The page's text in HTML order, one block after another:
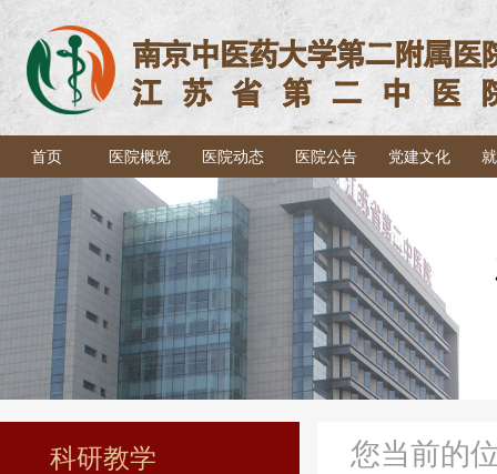
首页 医院概览 医院动态 医院公告 党建文化
科研教学 您当前的